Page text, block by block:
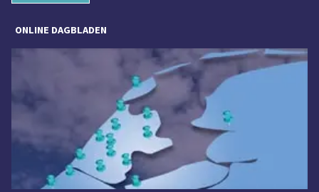
ONLINE DAGBLADEN